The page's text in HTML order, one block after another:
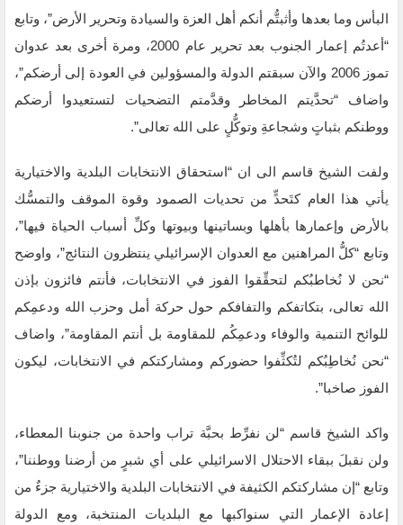
البأس ‏وما بعدها وأثبتُّم أنكم أهل العزة والسيادة وتحرير ‏الأرض”، وتابع
“أعدتُم إعمار الجنوب بعد تحرير عام 2000، ومرة أخرى بعد عدوان
‏تموز 2006 والآن سبقتم الدولة ‏والمسؤولين في العودة إلى أرضكم”،
واضاف “‏تحدَّيتم المخاطر وقدَّمتم التضحيات لتستعيدوا أرضكم
ووطنكم ‏بثباتٍ ‏وشجاعةِ وتوكُّلٍ على الله تعالى”.
ولفت الشيخ قاسم الى ان “استحقاق الانتخابات البلدية والاختيارية
يأتي هذا العام كتَحدٍّ من تحديات ‏الصمود وقوة الموقف ‏والتمسُّك
بالأرض وإعمارها بأهلها وبساتينها ‏وبيوتها وكلِّ أسباب الحياة فيها”،
وتابع “كلُّ المراهنين مع العدوان ‏الإسرائيلي ‏ينتظرون النتائج”، واوضح
“نحن لا نُخاطبُكم لتحقِّقوا الفوز في الانتخابات، فأنتم فائزون بإذن
الله ‏تعالى، بتكاتفكم والتفافكم حول ‏حركة أمل وحزب الله ودعمِكم
للوائح ‏التنمية والوفاء ودعمِكُم للمقاومة بل أنتم المقاومة”، واضاف
“نحن ‏نُخاطِبُكم لتُكثِّفوا ‏حضوركم ومشاركتكم في الانتخابات، ليكون
الفوز صاخبا”.
واكد الشيخ قاسم “لن نفرِّط بحبَّة تراب واحدة من جنوبنا المعطاء،
ولن نقبلَ ببقاء الاحتلال ‏الاسرائيلي على أي شبرٍ من ‏أرضنا ووطننا”،
وتابع “إن مشاركتكم الكثيفة في ‏الانتخابات البلدية والاختيارية جزءٌ من
إعادة الإعمار التي ‏سنواكبها مع ‏البلديات المنتخبة، ومع الدولة